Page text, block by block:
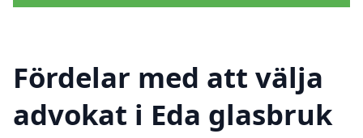
Fördelar med att välja
advokat i Eda glasbruk